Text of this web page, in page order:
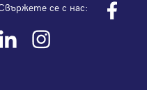
се с нас: